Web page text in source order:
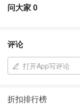
问大家0
评论
打开App写评论
折扣排行榜